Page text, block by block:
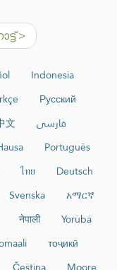
>
Indonesia
Русский
文
فارسی
Português
ไทย
Deutsch
Svenska
አማርኛ
नेपाली
Yorùbá
тоҷикӣ